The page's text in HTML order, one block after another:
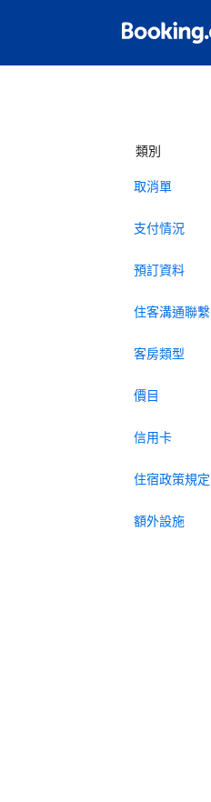
類別
取消單
支付情況
預訂資料
住客溝通聯繫
客房類型
價目
信用卡
住宿政策規定
額外設施